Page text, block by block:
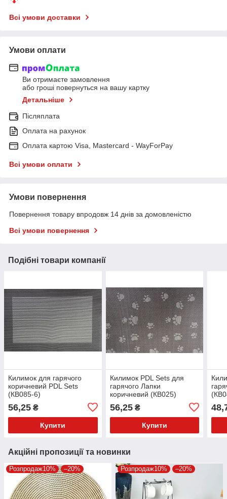
Всі умови доставки
Умови оплати
Ви отримаєте замовлення
або гроші повернуться на вашу картку
Детальніше
Післяплата
Оплата на рахунок
Оплата картою Visa, Mastercard - WayForPay
Всі умови оплати
Умови повернення
Повернення товару впродовж 14 днів за домовленістю
Всі умови повернення
Подібні товари компанії
Килимок для гарячого
коричневий PDL Sets
(КВ085-6)
56,25 ₴
Купити
Килимок PDL Sets для
гарячого Лапки
коричневий (КВ025)
56,25₴
Купити
Акційні пропозиції та новинки
Розпродаж10% –20% Розпродаж10% –20%